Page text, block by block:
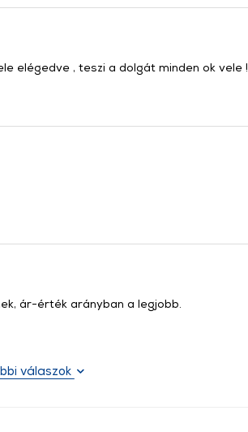
elégedve , teszi a dolgát minden ok vele !
ár-érték arányban a legjobb.
válaszok